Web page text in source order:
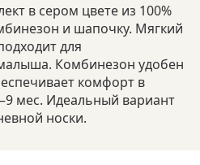
в сером цвете из 100%
и шапочку. Мягкий
для
Комбинезон удобен
комфорт в
мес. Идеальный вариант
носки.